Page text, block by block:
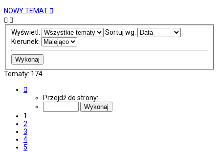
NOWY TEMAT
Wyświetl:
Sortuj wg:
Kierunek:
Tematy: 174
Przejdź do strony:
1
2
3
4
5